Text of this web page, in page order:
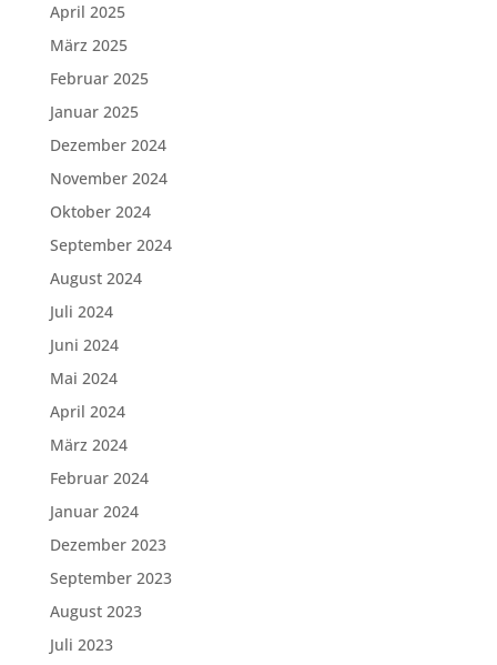
April 2025
März 2025
Februar 2025
Januar 2025
Dezember 2024
November 2024
Oktober 2024
September 2024
August 2024
Juli 2024
Juni 2024
Mai 2024
April 2024
März 2024
Februar 2024
Januar 2024
Dezember 2023
September 2023
August 2023
Juli 2023